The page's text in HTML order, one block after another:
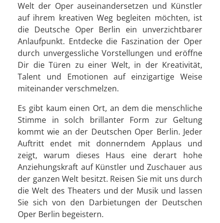
Welt der Oper auseinandersetzen und Künstler
auf ihrem kreativen Weg begleiten möchten, ist
die Deutsche Oper Berlin ein unverzichtbarer
Anlaufpunkt. Entdecke die Faszination der Oper
durch unvergessliche Vorstellungen und eröffne
Dir die Türen zu einer Welt, in der Kreativität,
Talent und Emotionen auf einzigartige Weise
miteinander verschmelzen.
Es gibt kaum einen Ort, an dem die menschliche
Stimme in solch brillanter Form zur Geltung
kommt wie an der Deutschen Oper Berlin. Jeder
Auftritt endet mit donnerndem Applaus und
zeigt, warum dieses Haus eine derart hohe
Anziehungskraft auf Künstler und Zuschauer aus
der ganzen Welt besitzt. Reisen Sie mit uns durch
die Welt des Theaters und der Musik und lassen
Sie sich von den Darbietungen der Deutschen
Oper Berlin begeistern.